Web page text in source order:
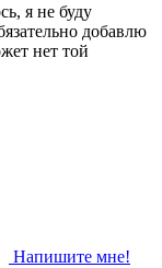
я не буду
добавлю
нет той
Напишите мне!